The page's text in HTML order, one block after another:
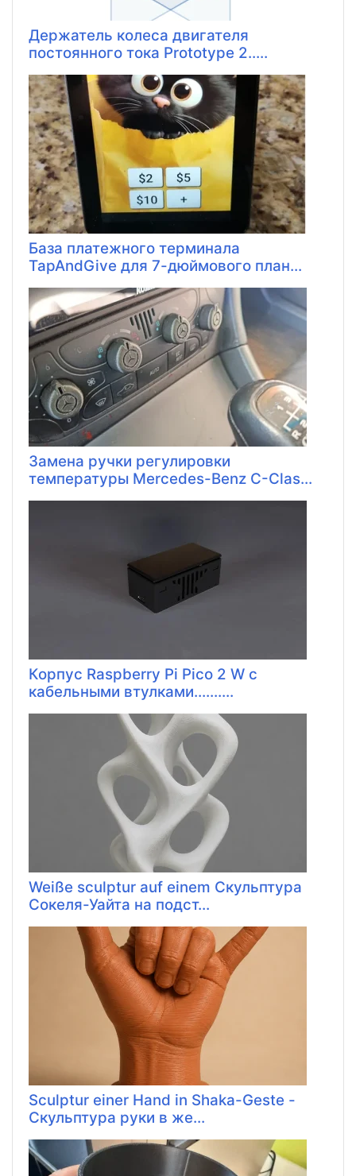
Держатель колеса двигателя
постоянного тока Prototype 2.....
База платежного терминала
TapAndGive для 7-дюймового план...
Замена ручки регулировки
температуры Mercedes-Benz C-Clas...
Корпус Raspberry Pi Pico 2 W с
кабельными втулками..........
Weiße sculptur auf einem Скульптура
Сокеля-Уайта на подст...
Sculptur einer Hand in Shaka-Geste -
Скульптура руки в же...